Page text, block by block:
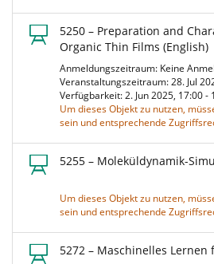
5250 – Preparation and
Organic Thin Films (English)
Anmeldungszeitraum: Keine
Veranstaltungszeitraum: 28. Jul
Verfügbarkeit: 2. Jun 2025, 17:00 -
Um dieses Objekt zu nutzen,
sein und entsprechende
5255 – Moleküldynamik-
Um dieses Objekt zu nutzen,
sein und entsprechende
5272 – Maschinelles Lernen